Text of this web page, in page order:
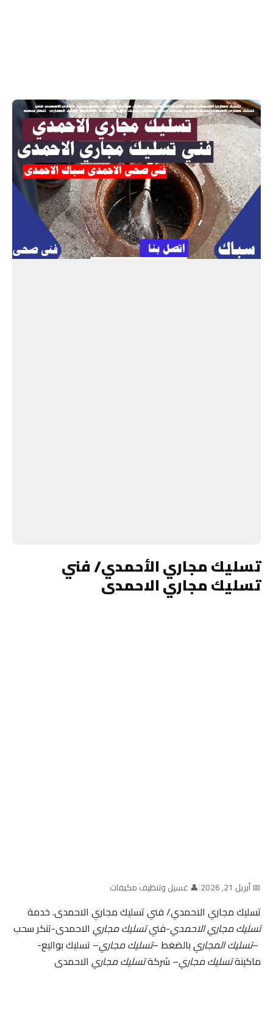
تسليك مجاري الأحمدي/ فني
تسليك مجاري الاحمدى
📅 أبريل 21, 2026 |👤 غسيل وتنظيف مكيفات
تسليك مجاري الاحمدي/ فني تسليك مجاري الاحمدى. خدمة
تسليك مجاري الاحمدي-فنيتسليك مجاريالاحمدى-تنكر سحب
تسليك المجاريبالضغط –تسليك مجاري– تسليك بواليع-
ماكينةتسليك مجاري– شركةتسليك مجاريالاحمدى